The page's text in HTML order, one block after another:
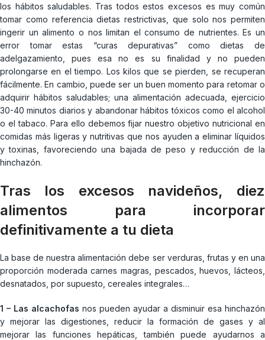
los hábitos saludables. Tras todos estos excesos es muy común
tomar como referencia dietas restrictivas, que solo nos permiten
ingerir un alimento o nos limitan el consumo de nutrientes. Es un
error tomar estas “curas depurativas” como dietas de
adelgazamiento, pues esa no es su finalidad y no pueden
prolongarse en el tiempo. Los kilos que se pierden, se recuperan
fácilmente. En cambio, puede ser un buen momento para retomar o
adquirir hábitos saludables; una alimentación adecuada, ejercicio
30-40 minutos diarios y abandonar hábitos tóxicos como el alcohol
o el tabaco. Para ello debemos fijar nuestro objetivo nutricional en
comidas más ligeras y nutritivas que nos ayuden a eliminar líquidos
y toxinas, favoreciendo una bajada de peso y reducción de la
hinchazón.
Tras los excesos navideños, diez
alimentos para incorporar
definitivamente a tu dieta
La base de nuestra alimentación debe ser verduras, frutas y en una
proporción moderada carnes magras, pescados, huevos, lácteos,
desnatados, por supuesto, cereales integrales…
1 – Las alcachofas nos pueden ayudar a disminuir esa hinchazón
y mejorar las digestiones, reducir la formación de gases y al
mejorar las funciones hepáticas, también puede ayudarnos a